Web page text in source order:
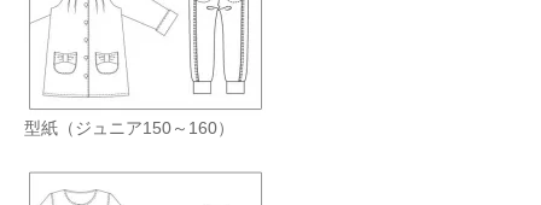
型紙（ジュニア150～160）